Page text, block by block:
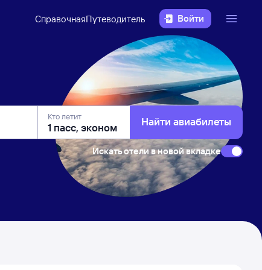
СправочнаяПутеводитель Войти
Кто летит Найти авиабилеты
Искать отели в новой вкладке